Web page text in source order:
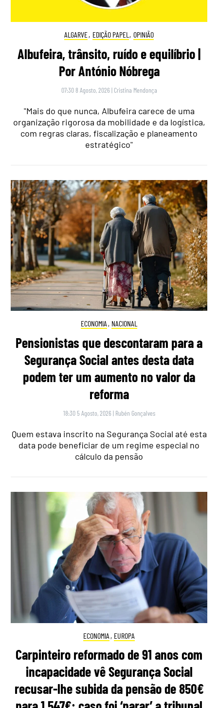
ALGARVE, EDIÇÃO PAPEL , OPINIÃO
Albufeira, trânsito, ruído e equilíbrio |
Por António Nóbrega
07:30 8 Agosto, 2026 | Cristina Mendonça
"Mais do que nunca, Albufeira carece de uma
organização rigorosa da mobilidade e da logística,
com regras claras, fiscalização e planeamento
estratégico"
ECONOMIA , NACIONAL
Pensionistas que descontaram para a
Segurança Social antes desta data
podem ter um aumento no valor da
reforma
18:30 5 Agosto, 2026 | Rubén Gonçalves
Quem estava inscrito na Segurança Social até esta
data pode beneficiar de um regime especial no
cálculo da pensão
ECONOMIA , EUROPA
Carpinteiro reformado de 91 anos com
incapacidade vê Segurança Social
recusar-lhe subida da pensão de 850€